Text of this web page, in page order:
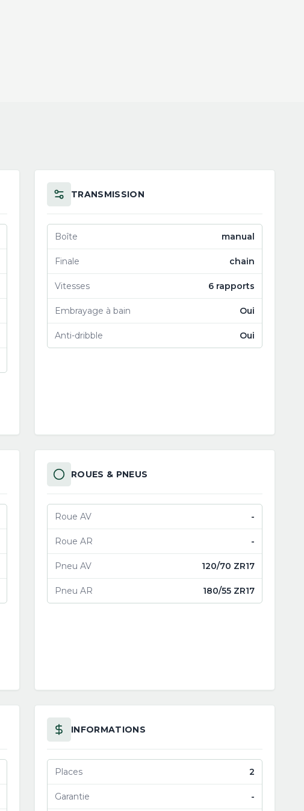
TRANSMISSION
Boîte manual
Finale chain
Vitesses 6 rapports
Embrayage à bain Oui
Anti-dribble Oui
ROUES & PNEUS
Roue AV -
Roue AR -
Pneu AV 120/70 ZR17
Pneu AR 180/55 ZR17
INFORMATIONS
Places 2
Garantie -